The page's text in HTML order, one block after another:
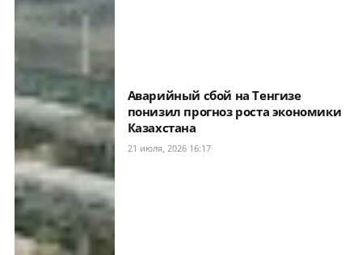
Аварийный сбой на Тенгизе
понизил прогноз роста экономики
Казахстана
21 июля, 2026 16:17